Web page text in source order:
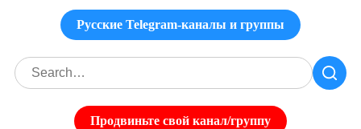
Русские Telegram-каналы и группы
Продвиньте свой канал/группу